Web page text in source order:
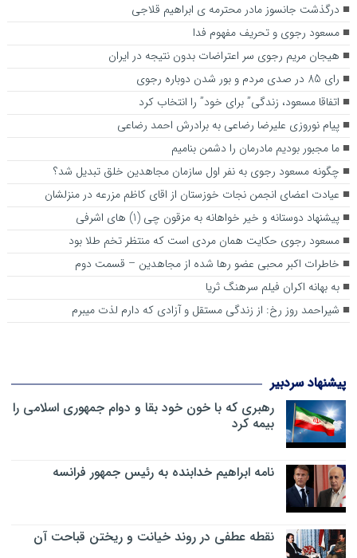
درگذشت جانسوز مادر محترمه ی ابراهیم قلاجی
مسعود رجوی و تحریف مفهوم فدا
هیجان مریم رجوی سر اعتراضات بدون نتیجه در ایران
رای 85 در صدی مردم و بور شدن دوباره رجوی
اتفاقا مسعود، زندگی” برای خود” را انتخاب کرد
پیام نوروزی علیرضا رضاعی به برادرش احمد رضاعی
ما مجبور بودیم مادرمان را دشمن بنامیم
چگونه مسعود رجوی به نفر اول سازمان مجاهدین خلق تبدیل شد؟
عیادت اعضای انجمن نجات خوزستان از اقای کاظم مزرعه در منزلشان
پیشنهاد دوستانه و خیر خواهانه به مزقون چی (1) های اشرفی
مسعود رجوی حکایت همان مردی است که منتظر تخم طلا بود
خاطرات اکبر محبی عضو رها شده از مجاهدین – قسمت دوم
به ‌بهانه اکران فیلم سرهنگ ثریا
شیراحمد روز رخ: از زندگی مستقل و آزادی که دارم لذت میبرم
پیشنهاد سردبیر
رهبری که با خون خود بقا و دوام جمهوری اسلامی را
بیمه کرد
نامه ابراهیم خدابنده به رئیس جمهور فرانسه
نقطه عطفی در روند خیانت و ریختن قباحت آن